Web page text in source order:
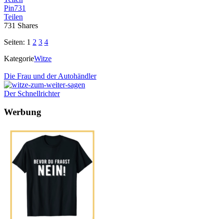
Pin731
Teilen
731 Shares
Seiten: 1 2 3 4
KategorieWitze
Die Frau und der Autohändler
Der Schnellrichter
Werbung